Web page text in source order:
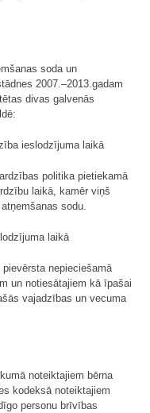
soda un
2007.–2013.gadam
divas galvenās
ieslodzījuma laikā
politika pietiekamā
laikā, kamēr viņš
sodu.
laikā
nepieciešamā
un notiesātajiem kā īpašai
vajadzības un vecuma
noteiktajiem bērna
kodeksā noteiktajiem
personu brīvības